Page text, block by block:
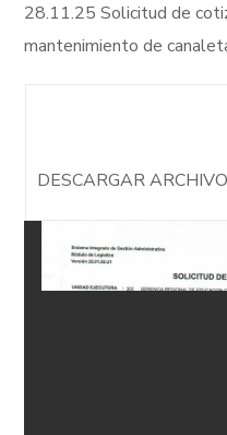
28.11.25 Solicitud de
mantenimiento de
DESCARGAR ARCHIVO